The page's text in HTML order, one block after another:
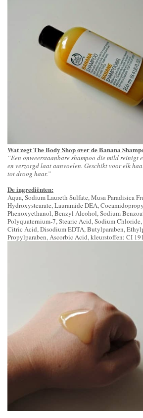
Wat zegt The Body Shop over de Banana
“Een onweerstaanbare shampoo die mild reinigt
en verzorgd laat aanvoelen. Geschikt voor elk
tot droog haar.”
De ingrediënten:
Aqua, Sodium Laureth Sulfate, Musa Paradisica
Hydroxystearate, Lauramide DEA,
Phenoxyethanol, Benzyl Alcohol, Sodium
Polyquaternium-7, Stearic Acid, Sodium
Citric Acid, Disodium EDTA, Butylparaben,
Propylparaben, Ascorbic Acid, kleurstoffen: CI